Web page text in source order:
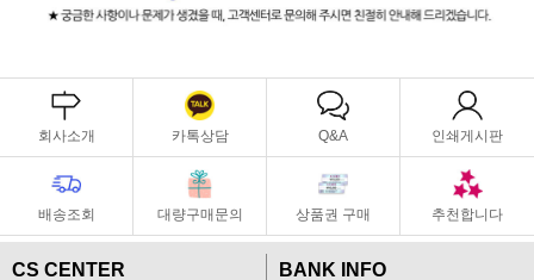
회사소개 카톡상담 Q&A 인쇄게시판
배송조회 대량구매문의 상품권 구매 추천합니다
CS CENTER BANK INFO